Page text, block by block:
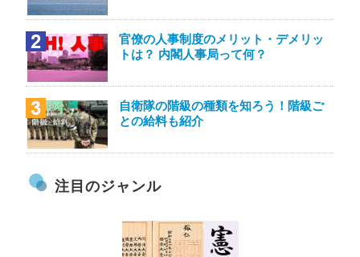
官僚の人事制度のメリット・デメリッ
トは？ 内閣人事局って何？
自衛隊の階級の種類を知ろう！階級ご
との給料も紹介
注目のジャンル